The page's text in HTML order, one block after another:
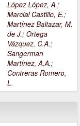
López López, A.;
Marcial Castillo, E.;
Martínez Baltazar, M.
de J.; Ortega
Vázquez, C.A.;
Sangerman
Martínez, A.A.;
Contreras Romero,
L.